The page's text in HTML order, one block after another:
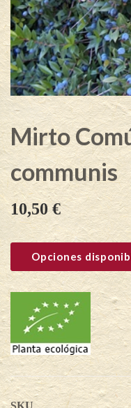
Mirto
communis
10,50€
Opciones